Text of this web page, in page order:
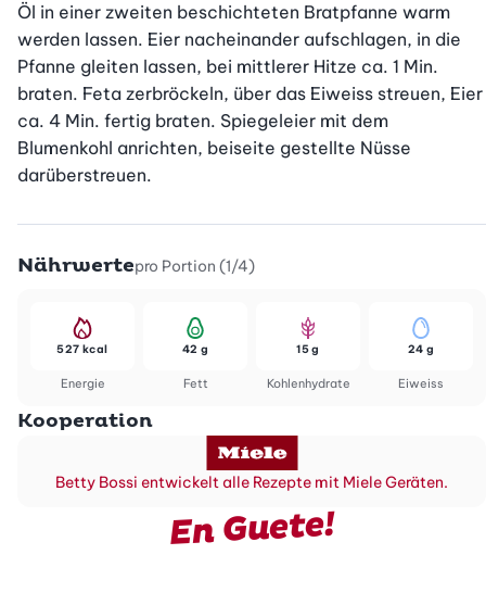
Öl in einer zweiten beschichteten Bratpfanne warm
werden lassen. Eier nacheinander aufschlagen, in die
Pfanne gleiten lassen, bei mittlerer Hitze ca. 1 Min.
braten. Feta zerbröckeln, über das Eiweiss streuen, Eier
ca. 4 Min. fertig braten. Spiegeleier mit dem
Blumenkohl anrichten, beiseite gestellte Nüsse
darüberstreuen.
Nährwertepro Portion (1/4)
Energie
527 kcal
Fett
42 g
Kohlenhydrate
15 g
Eiweiss
24 g
Kooperation
Betty Bossi entwickelt alle Rezepte mit Miele Geräten.
En Guete!